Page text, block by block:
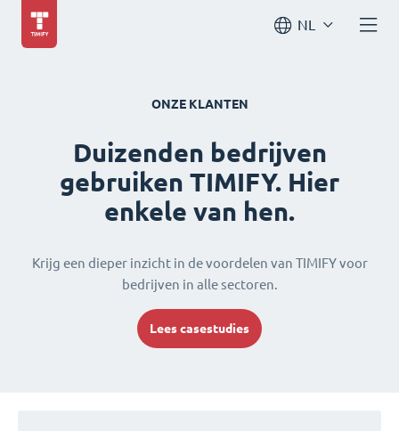
NL
ONZE KLANTEN
Duizenden bedrijven
gebruiken TIMIFY. Hier
enkele van hen.
Krijg een dieper inzicht in de voordelen van TIMIFY voor
bedrijven in alle sectoren.
Lees casestudies